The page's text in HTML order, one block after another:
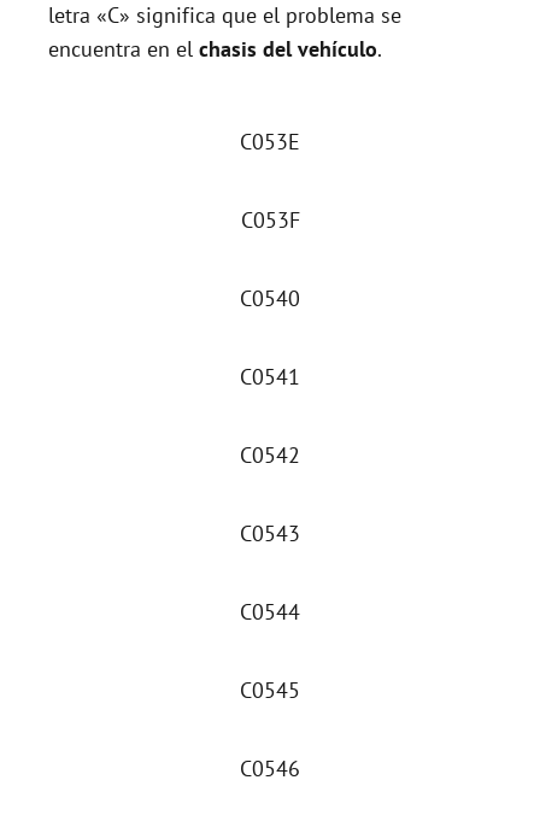
letra «C» significa que el problema se
encuentra en el chasis del vehículo.
C053E
C053F
C0540
C0541
C0542
C0543
C0544
C0545
C0546